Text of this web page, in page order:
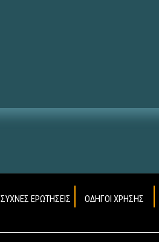
ΣΥΧΝΕΣ ΕΡΩΤΗΣΕΙΣ ΟΔΗΓΟΙ ΧΡΗΣΗΣ